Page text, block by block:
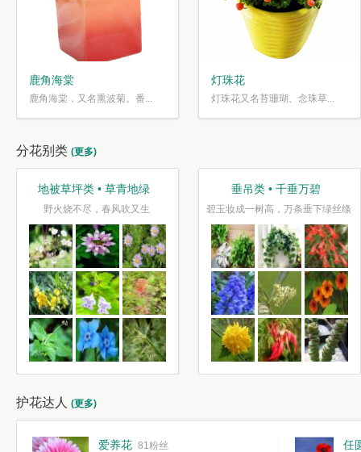
鹿角海棠
鹿角海棠，又名熏波菊。番...
灯珠花
灯珠花又名苔珊瑚、念珠草...
分花别类 (更多)
地被草坪类 • 草青地绿
野火烧不尽，春风吹又生
垂吊类 • 千垂万碧
碧玉妆成一树高，万条垂下绿丝绦
护花达人 (更多)
爱养花 81粉丝
任